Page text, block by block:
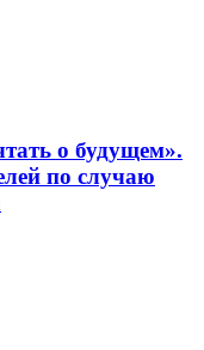
о будущем».
по случаю